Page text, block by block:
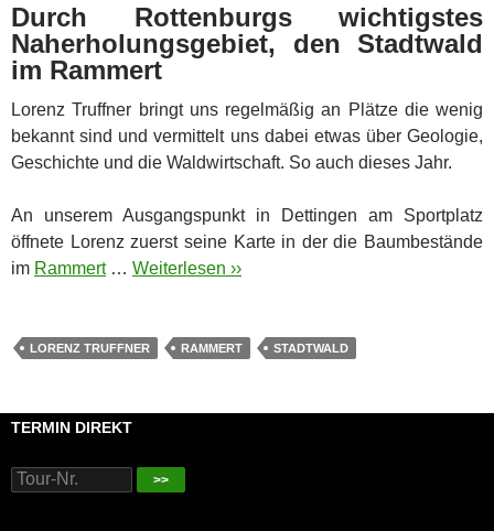
Durch Rottenburgs wichtigstes
Naherholungsgebiet, den Stadtwald
im Rammert
Lorenz Truffner bringt uns regelmäßig an Plätze die wenig
bekannt sind und vermittelt uns dabei etwas über Geologie,
Geschichte und die Waldwirtschaft. So auch dieses Jahr.
An unserem Ausgangspunkt in Dettingen am Sportplatz
öffnete Lorenz zuerst seine Karte in der die Baumbestände
im Rammert… Weiterlesen ››
LORENZ TRUFFNER RAMMERT STADTWALD
TERMIN DIREKT
>>